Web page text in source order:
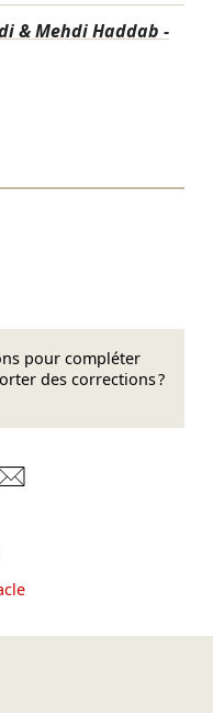
& Mehdi Haddab -
pour compléter
des corrections ?
LinkedIn
sur Mastodon
sur Bluesky
sur Facebook